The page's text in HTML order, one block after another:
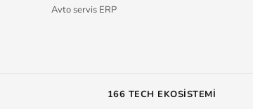
Avto servis ERP
166 TECH EKOSISTEMI